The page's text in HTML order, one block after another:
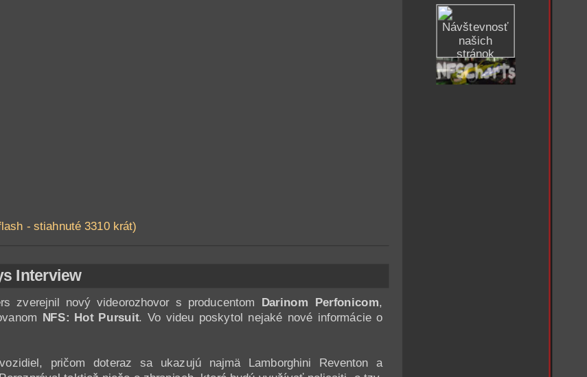
- stiahnuté 3310 krát)
Interview
zverejnil nový videorozhovor s producentom Darinom Perfonicom,
NFS: Hot Pursuit. Vo videu poskytol nejaké nové informácie o
pričom doteraz sa ukazujú najmä Lamborghini Reventon a